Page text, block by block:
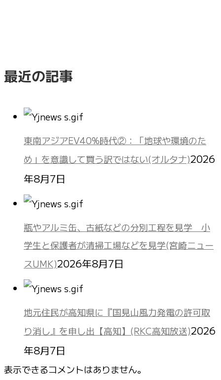
最近の記事
東南アジアEV40%時代②：「地球や環境のた
め」を意識して買う訳ではない(オルタナ)2026
年8月7日
瓶やアルミ缶、古紙などの分別工程を見学 小
学生と保護者が清掃工場などを見学(宮崎ニュー
スUMK)2026年8月7日
地元住民が高知県に『国見山風力発電の許可取
り消し』を申し出【高知】(RKC高知放送)2026
年8月7日
表示できるコメントはありません。